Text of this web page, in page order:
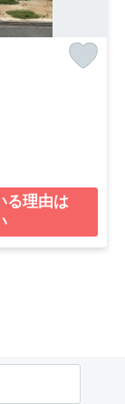
る理由は